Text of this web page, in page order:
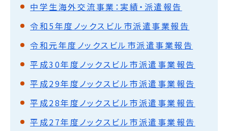
中学生海外交流事業：実績・派遣報告
令和5年度ノックスビル市派遣事業報告
令和元年度ノックスビル市派遣事業報告
平成30年度ノックスビル市派遣事業報告
平成29年度ノックスビル市派遣事業報告
平成28年度ノックスビル市派遣事業報告
平成27年度ノックスビル市派遣事業報告